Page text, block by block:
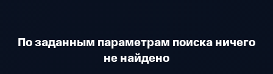
По заданным параметрам поиска ничего
не найдено